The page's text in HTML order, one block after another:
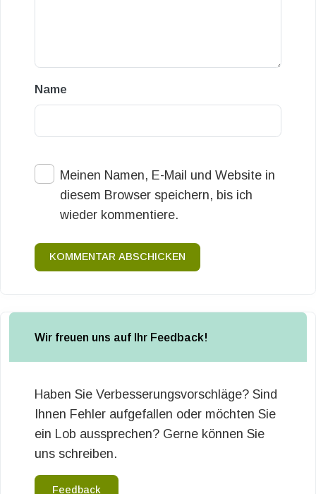
Name
Meinen Namen, E-Mail und Website in
diesem Browser speichern, bis ich
wieder kommentiere.
KOMMENTAR ABSCHICKEN
Wir freuen uns auf Ihr Feedback!
Haben Sie Verbesserungsvorschläge? Sind
Ihnen Fehler aufgefallen oder möchten Sie
ein Lob aussprechen? Gerne können Sie
uns schreiben.
Feedback